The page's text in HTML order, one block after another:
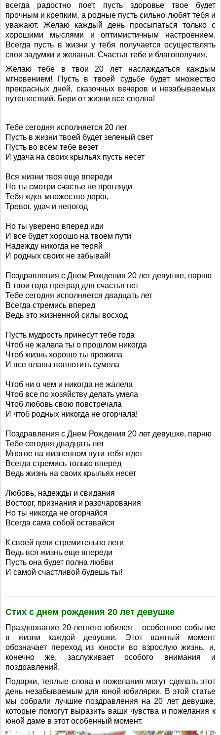
всегда радостно поет, пусть здоровье твое будет
прочным и крепким, а родные пусть сильно любят тебя и
уважают. Желаю каждый день просыпаться только с
хорошими мыслями и оптимистичным настроением.
Всегда пусть в жизни у тебя получается осуществлять
свои задумки и желанья. Счастья тебе и благополучия.
Желаю тебе в твои 20 лет наслаждаться каждым
мгновением! Пусть в твоей судьбе будет множество
прекрасных дней, сказочных вечеров и незабываемых
путешествий. Бери от жизни все сполна!
Тебе сегодня исполняется 20 лет
Пусть в жизни твоей будет зеленый свет
Пусть во всем тебе везет
И удача на своих крыльях пусть несет
Вся жизни твоя еще впереди
Но ты смотри счастье не прогляди
Тебя ждет множество дорог,
Тревог, удач и непогод
Но ты уверено вперед иди
И все будет хорошо на твоем пути
Надежду никогда не теряй
И родных своих не забывай!
Поздравления с Днем Рождения 20 лет девушке, парню
В твои года преград для счастья нет
Тебе сегодня исполняется двадцать лет
Всегда стремись вперед
Ведь это жизненной силы восход
Пусть мудрость принесут тебе года
Чтоб не жалела ты о прошлом никогда
Чтоб жизнь хорошо ты прожила
И все планы воплотить сумела
Чтоб ни о чем и никогда не жалела
Чтоб все по хозяйству делать умела
Чтоб любовь свою повстречала
И чтоб родных никогда не огорчала!
Поздравления с Днем Рождения 20 лет девушке, парню
Тебе сегодня двадцать лет
Многое на жизненном пути тебя ждет
Всегда стремись только вперед
Ведь жизнь на своих крыльях несет
Любовь, надежды и свидания
Восторг, признания и разочарования
Но ты никогда не огорчайся
Всегда сама собой оставайся
К своей цели стремительно лети
Ведь вся жизнь еще впереди
Пусть она будет полна любви
И самой счастливой будешь ты!
Стих с днем рождения 20 лет девушке
Празднование 20-летнего юбилея – особенное событие
в жизни каждой девушки. Этот важный момент
обозначает переход из юности во взрослую жизнь, и,
конечно же, заслуживает особого внимания и
поздравлений.
Подарки, теплые слова и пожелания могут сделать этот
день незабываемым для юной юбилярки. В этой статье
мы собрали лучшие поздравления на 20 лет девушке,
которые помогут выразить ваши чувства и пожелания к
юной даме в этот особенный момент.